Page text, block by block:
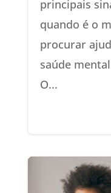
principais
quando é o
procurar
saúde
O...